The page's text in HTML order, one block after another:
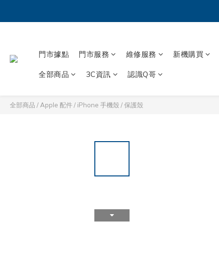
門市據點 門市服務 維修服務 新機購買
全部商品 3C資訊 認識Q哥
全部商品 / Apple 配件/ iPhone 手機殼 / 保護殼